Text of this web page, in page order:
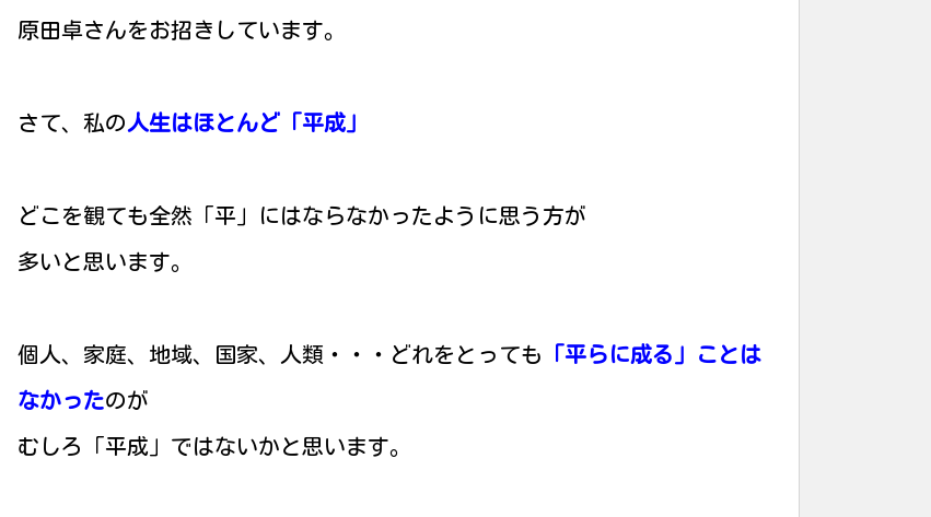
原田卓さんをお招きしています。
さて、私の人生はほとんど「平成」
どこを観ても全然「平」にはならなかったように思う方が
多いと思います。
個人、家庭、地域、国家、人類・・・どれをとっても 「平らに成る」ことは
なかったのが
むしろ「平成」ではないかと思います。